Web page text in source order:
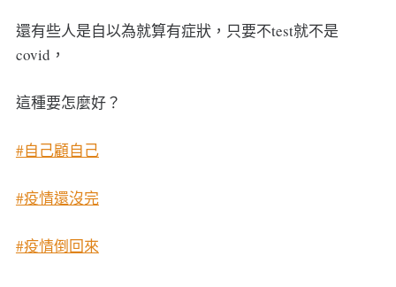
還有些人是自以為就算有症狀，只要不test就不是
covid，
這種要怎麼好？
#自己顧自己
#疫情還沒完
#疫情倒回來